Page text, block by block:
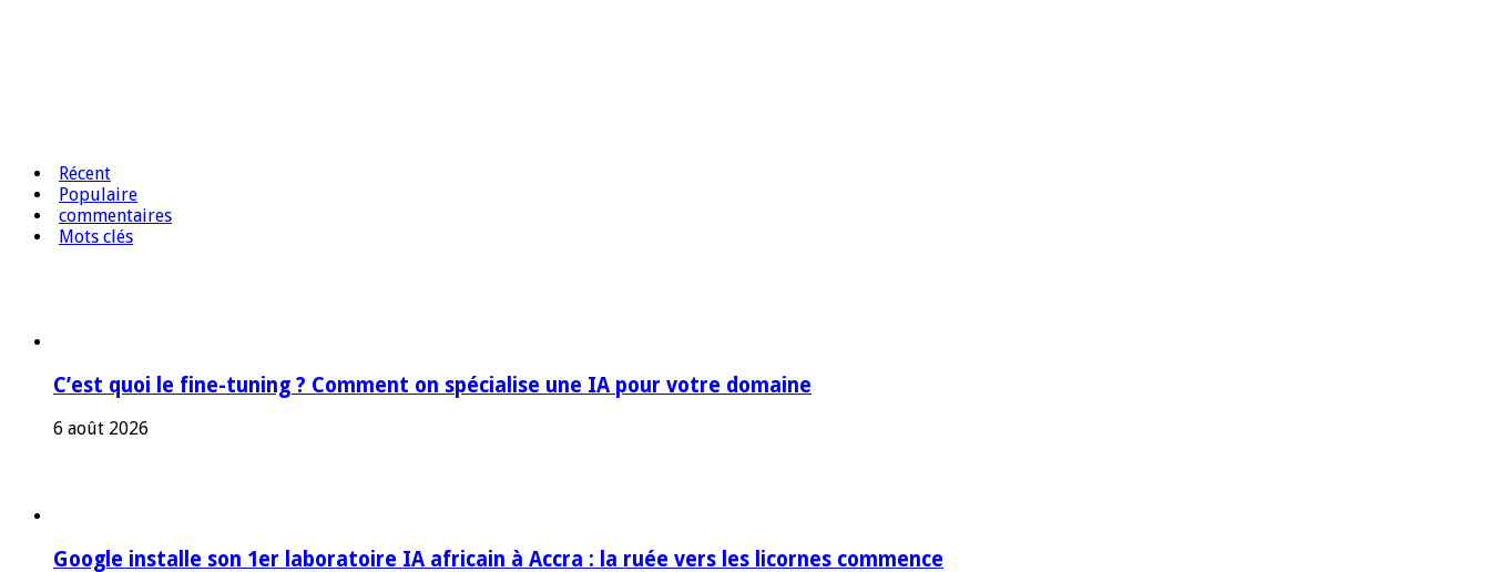
Récent
Populaire
commentaires
Mots clés
C’est quoi le fine-tuning ? Comment on spécialise une IA pour votre domaine
6 août 2026
Google installe son 1er laboratoire IA africain à Accra : la ruée vers les licornes commence